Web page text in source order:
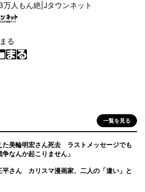
万人もん絶|Jタウンネット
る
一覧を見る
た美輪明宏さん死去 ラストメッセージでも
なんか起こりません」
平さん カリスマ漫画家、二人の「違い」と